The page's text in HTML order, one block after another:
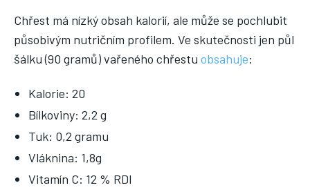
Chřest má nízký obsah kalorií, ale může se pochlubit
působivým nutričním profilem. Ve skutečnosti jen půl
šálku (90 gramů) vařeného chřestu obsahuje:
Kalorie: 20
Bílkoviny: 2,2 g
Tuk: 0,2 gramu
Vláknina: 1,8g
Vitamín C: 12 % RDI